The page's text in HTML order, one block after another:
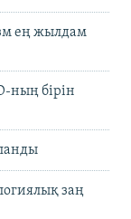
ең жылдам
ның бірін
заң